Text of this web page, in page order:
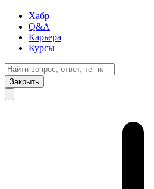
Хабр
Q&A
Карьера
Курсы
Закрыть